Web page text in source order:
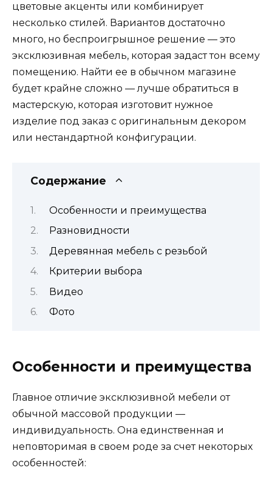
цветовые акценты или комбинирует
несколько стилей. Вариантов достаточно
много, но беспроигрышное решение — это
эксклюзивная мебель, которая задаст тон всему
помещению. Найти ее в обычном магазине
будет крайне сложно — лучше обратиться в
мастерскую, которая изготовит нужное
изделие под заказ с оригинальным декором
или нестандартной конфигурации.
Содержание
Особенности и преимущества
Разновидности
Деревянная мебель с резьбой
Критерии выбора
Видео
Фото
Особенности и преимущества
Главное отличие эксклюзивной мебели от
обычной массовой продукции —
индивидуальность. Она единственная и
неповторимая в своем роде за счет некоторых
особенностей: